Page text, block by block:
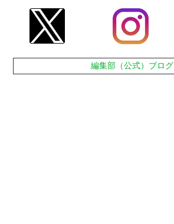
編集部（公式）ブログ